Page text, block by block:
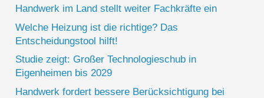
Handwerk im Land stellt weiter Fachkräfte ein
Welche Heizung ist die richtige? Das
Entscheidungstool hilft!
Studie zeigt: Großer Technologieschub in
Eigenheimen bis 2029
Handwerk fordert bessere Berücksichtigung bei